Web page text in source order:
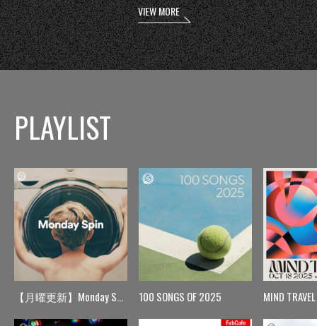
VIEW MORE
PLAYLIST
【月曜更新】Monday Spin 100 SONGS OF 2025 MIND TRAVEL